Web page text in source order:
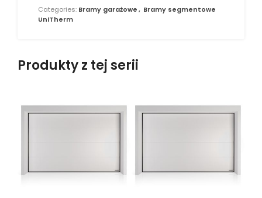
Categories: Bramy garażowe, Bramy segmentowe
UniTherm
Produkty z tej serii